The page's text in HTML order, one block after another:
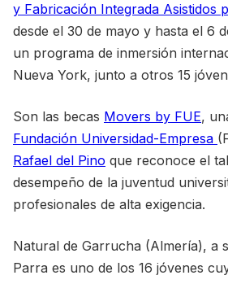
y Fabricación Integrada Asistidos
desde el 30 de mayo y hasta el 6
un programa de inmersión
Nueva York, junto a otros 15
Son las becas Movers by FUE,
Fundación Universidad-Empresa
Rafael del Pino que reconoce el
desempeño de la juventud
profesionales de alta exigencia.
Natural de Garrucha (Almería), a
Parra es uno de los 16 jóvenes